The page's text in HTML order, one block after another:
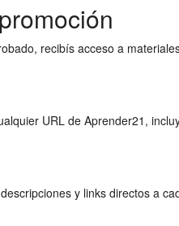
promoción
recibís acceso a
URL de Aprender21,
y links directos a